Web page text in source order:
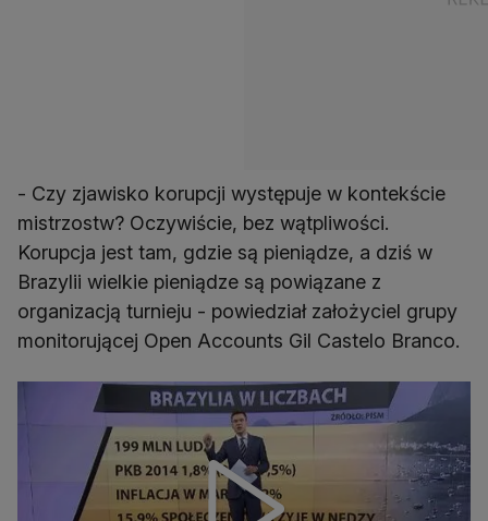
- Czy zjawisko korupcji występuje w kontekście
mistrzostw? Oczywiście, bez wątpliwości.
Korupcja jest tam, gdzie są pieniądze, a dziś w
Brazylii wielkie pieniądze są powiązane z
organizacją turnieju - powiedział założyciel grupy
monitorującej Open Accounts Gil Castelo Branco.